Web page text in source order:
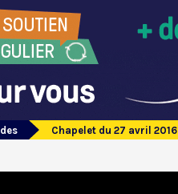
Chapelet du 27 avril 2016